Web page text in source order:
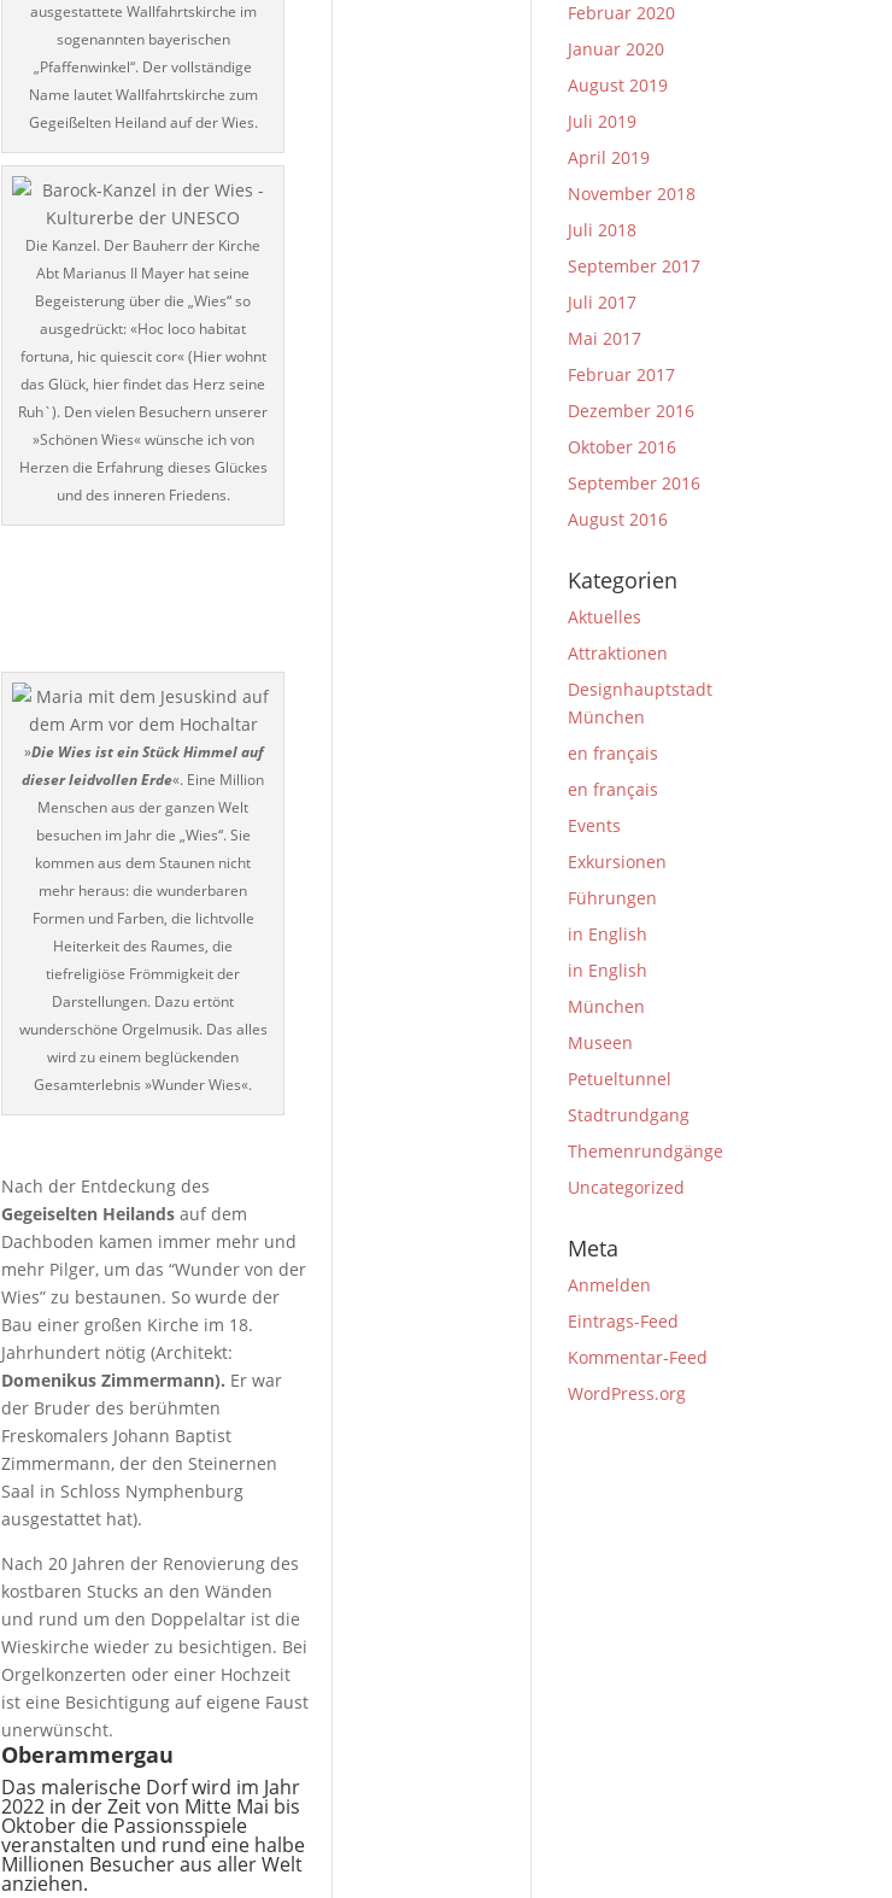
ausgestattete Wallfahrtskirche im
sogenannten bayerischen
„Pfaffenwinkel“. Der vollständige
Name lautet Wallfahrtskirche zum
Gegeißelten Heiland auf der Wies.
Die Kanzel. Der Bauherr der Kirche
Abt Marianus II Mayer hat seine
Begeisterung über die „Wies“ so
ausgedrückt: «Hoc loco habitat
fortuna, hic quiescit cor« (Hier wohnt
das Glück, hier findet das Herz seine
Ruh`). Den vielen Besuchern unserer
»Schönen Wies« wünsche ich von
Herzen die Erfahrung dieses Glückes
und des inneren Friedens.
»Die Wies ist ein Stück Himmel auf
dieser leidvollen Erde«. Eine Million
Menschen aus der ganzen Welt
besuchen im Jahr die „Wies“. Sie
kommen aus dem Staunen nicht
mehr heraus: die wunderbaren
Formen und Farben, die lichtvolle
Heiterkeit des Raumes, die
tiefreligiöse Frömmigkeit der
Darstellungen. Dazu ertönt
wunderschöne Orgelmusik. Das alles
wird zu einem beglückenden
Gesamterlebnis »Wunder Wies«.
Nach der Entdeckung des
Gegeiselten Heilands auf dem
Dachboden kamen immer mehr und
mehr Pilger, um das “Wunder von der
Wies” zu bestaunen. So wurde der
Bau einer großen Kirche im 18.
Jahrhundert nötig (Architekt:
Domenikus Zimmermann). Er war
der Bruder des berühmten
Freskomalers Johann Baptist
Zimmermann, der den Steinernen
Saal in Schloss Nymphenburg
ausgestattet hat).
Nach 20 Jahren der Renovierung des
kostbaren Stucks an den Wänden
und rund um den Doppelaltar ist die
Wieskirche wieder zu besichtigen. Bei
Orgelkonzerten oder einer Hochzeit
ist eine Besichtigung auf eigene Faust
unerwünscht.
Oberammergau
Das malerische Dorf wird im Jahr
2022 in der Zeit von Mitte Mai bis
Oktober die Passionsspiele
veranstalten und rund eine halbe
Millionen Besucher aus aller Welt
anziehen.
Februar 2020
Januar 2020
August 2019
Juli 2019
April 2019
November 2018
Juli 2018
September 2017
Juli 2017
Mai 2017
Februar 2017
Dezember 2016
Oktober 2016
September 2016
August 2016
Kategorien
Aktuelles
Attraktionen
Designhauptstadt
München
en français
en français
Events
Exkursionen
Führungen
in English
in English
München
Museen
Petueltunnel
Stadtrundgang
Themenrundgänge
Uncategorized
Meta
Anmelden
Eintrags-Feed
Kommentar-Feed
WordPress.org